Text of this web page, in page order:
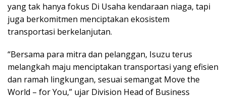
yang tak hanya fokus Di Usaha kendaraan niaga, tapi
juga berkomitmen menciptakan ekosistem
transportasi berkelanjutan.
“Bersama para mitra dan pelanggan, Isuzu terus
melangkah maju menciptakan transportasi yang efisien
dan ramah lingkungan, sesuai semangat Move the
World – for You,” ujar Division Head of Business